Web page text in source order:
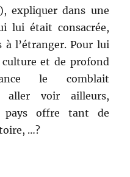
expliquer dans une
lui était consacrée,
à l’étranger. Pour lui
et de profond
le comblait
aller voir ailleurs,
offre tant de
…?